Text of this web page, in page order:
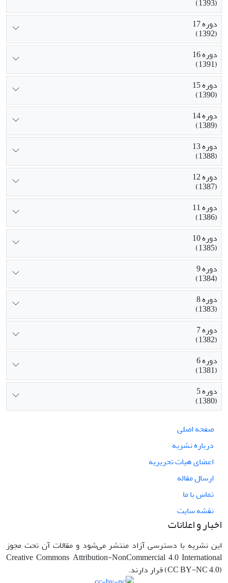
دوره 17
(1392)
دوره 16
(1391)
دوره 15
(1390)
دوره 14
(1389)
دوره 13
(1388)
دوره 12
(1387)
دوره 11
(1386)
دوره 10
(1385)
دوره 9
(1384)
دوره 8
(1383)
دوره 7
(1382)
دوره 6
(1381)
دوره 5
(1380)
صفحه اصلی
درباره نشریه
اعضای هیات تحریریه
ارسال مقاله
تماس با ما
نقشه سایت
اخبار و اعلانات
این نشریه با دسترسی آزاد منتشر می‌شود و مقالات آن تحت مجوز
Creative Commons Attribution-NonCommercial 4.0 International
(CC BY-NC 4.0) قرار دارند.